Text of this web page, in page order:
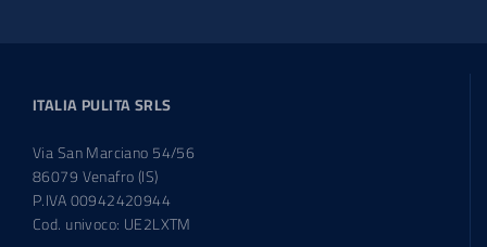
ITALIA PULITA SRLS
Via San Marciano 54/56
86079 Venafro (IS)
P.IVA 00942420944
Cod. univoco: UE2LXTM